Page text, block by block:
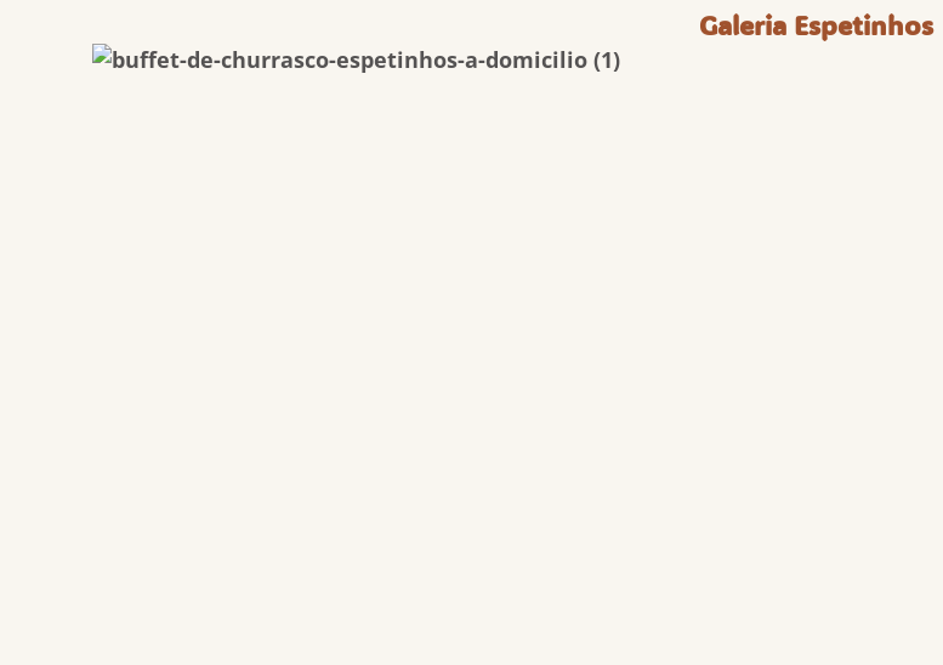
Galeria Espetinhos